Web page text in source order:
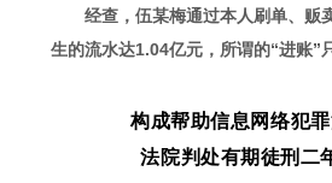
经查，伍某梅通过本人刷单、贩
生的流水达1.04亿元，所谓的“进账”
构成帮助信息网络犯罪
法院判处有期徒刑二